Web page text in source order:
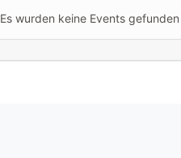
Es wurden keine Events gefunden